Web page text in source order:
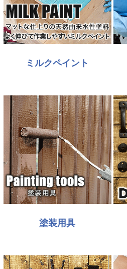
ミルクペイント
塗装用具